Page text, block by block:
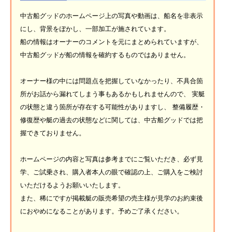
中古船グッドのホームページ上の写真や動画は、船名を非表示
にし、背景をぼかし、一部加工が施されています。
船の情報はオーナーのコメントを元にまとめられていますが、
中古船グッドが船の情報を確約するものではありません。
オーナー様の中には問題点を把握していなかったり、不具合箇
所がお話から漏れてしまう事もあるかもしれませんので、 実艇
の状態と違う箇所が存在する可能性がありますし、 整備履歴・
修復歴や艇の過去の状態などに関しては、中古船グッドでは把
握できておりません。
ホームページの内容と写真は参考までにご覧いただき、必ず見
学、ご試乗され、購入者本人の眼で確認の上、ご購入をご検討
いただけるようお願いいたします。
また、稀にですが掲載艇の販売希望の売主様が見学のお約束後
におやめになることがあります。予めご了承ください。